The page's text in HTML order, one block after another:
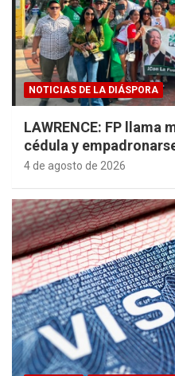
NOTICIAS DE LA DIÁSPORA
LAWRENCE: FP llama
cédula y
4 de agosto de 2026